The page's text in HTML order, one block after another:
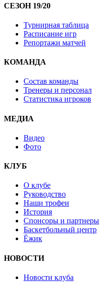
СЕЗОН 19/20
Турнирная таблица
Расписание игр
Репортажи матчей
КОМАНДА
Состав команды
Тренеры и персонал
Статистика игроков
МЕДИА
Видео
Фото
КЛУБ
О клубе
Руководство
Наши трофеи
История
Спонсоры и партнеры
Баскетбольный центр
Ёжик
НОВОСТИ
Новости клуба